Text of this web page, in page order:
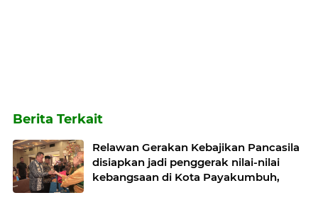
Berita Terkait
Relawan Gerakan Kebajikan Pancasila
disiapkan jadi penggerak nilai-nilai
kebangsaan di Kota Payakumbuh,